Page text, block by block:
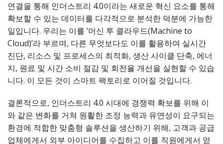
연결을 통해 인더스트리 4.0이라는 새로운 혁신 요소를 통해
확보할 수 있는 데이터를 다각적으로 분석한 덕분에 가능한
일입니다. 우리는 이를 ’머신 투 클라우드(Machine to
Cloud)’라 부르며, 다른 무엇보다도 이를 활용하여 실시간
진단, 리소스 및 프로세스의 최적화, 생산 사이클 단축, 에너
지, 원료 및 시간 소비 절감 및 회전율 개선을 실현할 수 있습
니다. 이 모든 것이 스마트 팩토리로 이어질 것입니다.
결론적으로, 인더스트리 4.0 시대에 경쟁력 확보를 위해 이
와 같은 변화를 거쳐 원활한 조정 능력과 유연성이 요구되는
환경에 적합한 맞춤형 솔루션을 생산하기 위해, 고객과 공급
업체에게서 외부 아이디어를 수집하고 이를 직원에게서 얻